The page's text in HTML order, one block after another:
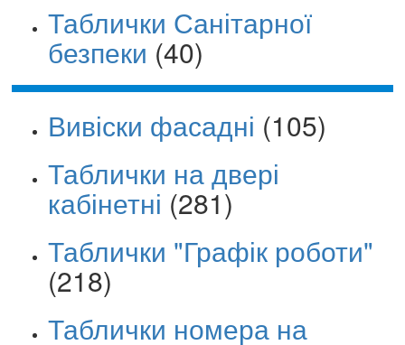
Таблички Санітарної
безпеки (40)
Вивіски фасадні (105)
Таблички на двері
кабінетні (281)
Таблички "Графік роботи"
(218)
Таблички номера на